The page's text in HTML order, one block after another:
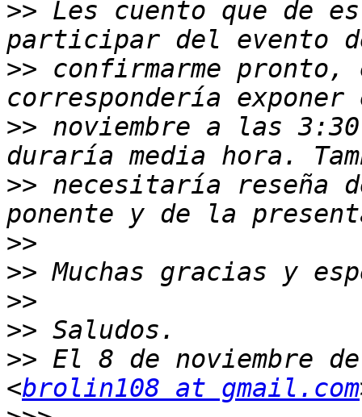
>> Les cuento que de
>> confirmarme
>> noviembre a las
>> necesitaría reseña
>>
>>
>>
>>
>> El 8 de noviembre
<brolin108 at gmail.com